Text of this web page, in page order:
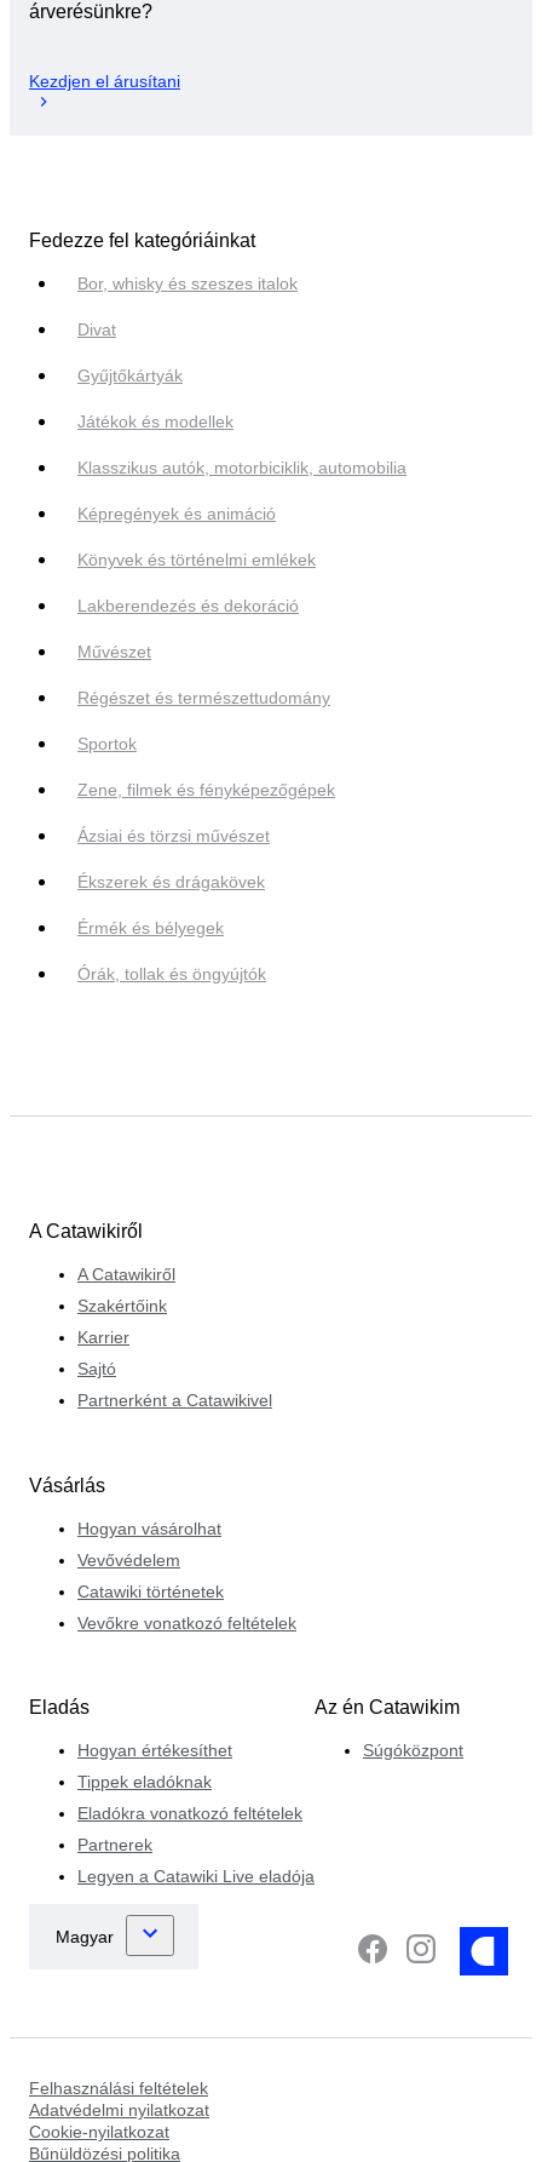
árverésünkre?
Kezdjen el árusítani
Fedezze fel kategóriáinkat
Bor, whisky és szeszes italok
Divat
Gyűjtőkártyák
Játékok és modellek
Klasszikus autók, motorbiciklik, automobilia
Képregények és animáció
Könyvek és történelmi emlékek
Lakberendezés és dekoráció
Művészet
Régészet és természettudomány
Sportok
Zene, filmek és fényképezőgépek
Ázsiai és törzsi művészet
Ékszerek és drágakövek
Érmék és bélyegek
Órák, tollak és öngyújtók
A Catawikiről
A Catawikiről
Szakértőink
Karrier
Sajtó
Partnerként a Catawikivel
Vásárlás
Hogyan vásárolhat
Vevővédelem
Catawiki történetek
Vevőkre vonatkozó feltételek
Eladás
Hogyan értékesíthet
Tippek eladóknak
Eladókra vonatkozó feltételek
Partnerek
Legyen a Catawiki Live eladója
Az én Catawikim
Súgóközpont
Felhasználási feltételek
Adatvédelmi nyilatkozat
Cookie-nyilatkozat
Bűnüldözési politika